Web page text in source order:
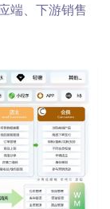
端、下游销售